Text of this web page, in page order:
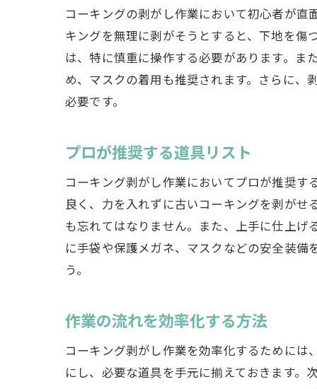
コーキングの剥がし作業において初心者が
キングを無理に剥がそうとすると、下地を
は、特に慎重に操作する必要があります。
め、マスクの着用も推奨されます。さらに
必要です。
プロが推奨する道具リスト
コーキング剥がし作業においてプロが推奨
良く、力を入れずに古いコーキングを剥が
も忘れてはなりません。また、上手に仕上
に手袋や保護メガネ、マスクなどの安全装
う。
作業の流れを効率化する方法
コーキング剥がし作業を効率化するために
にし、必要な道具を手元に揃えておきます